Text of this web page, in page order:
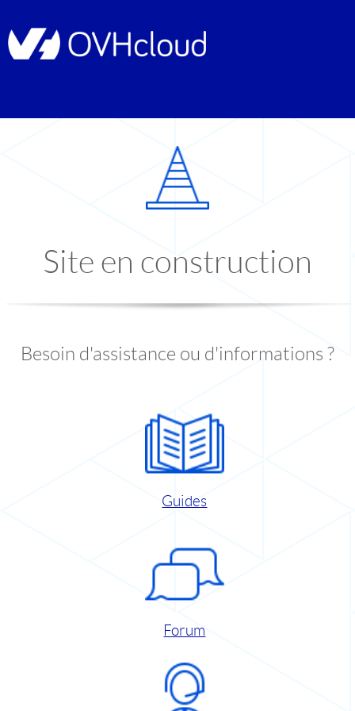
Site en construction
Besoin d'assistance ou d'informations ?
Guides
Forum